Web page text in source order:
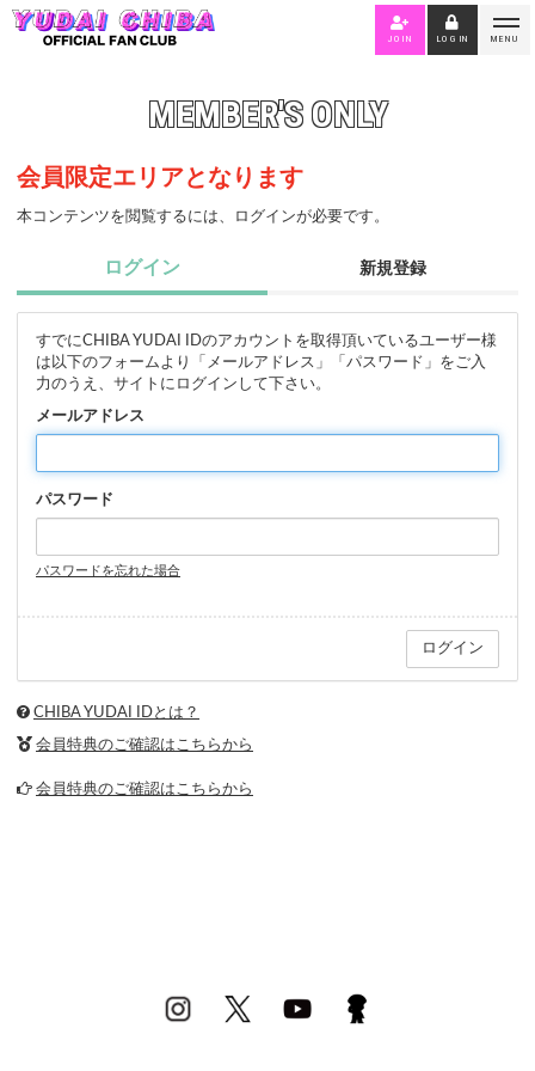
JOIN LOGIN MENU
MEMBER'S ONLY
会員限定エリアとなります
本コンテンツを閲覧するには、ログインが必要です。
ログイン 新規登録
すでにCHIBA YUDAI IDのアカウントを取得頂いているユーザー様
は以下のフォームより「メールアドレス」「パスワード」をご入
力のうえ、サイトにログインして下さい。
メールアドレス
パスワード
パスワードを忘れた場合
CHIBA YUDAI IDとは？
会員特典のご確認はこちらから
会員特典のご確認はこちらから